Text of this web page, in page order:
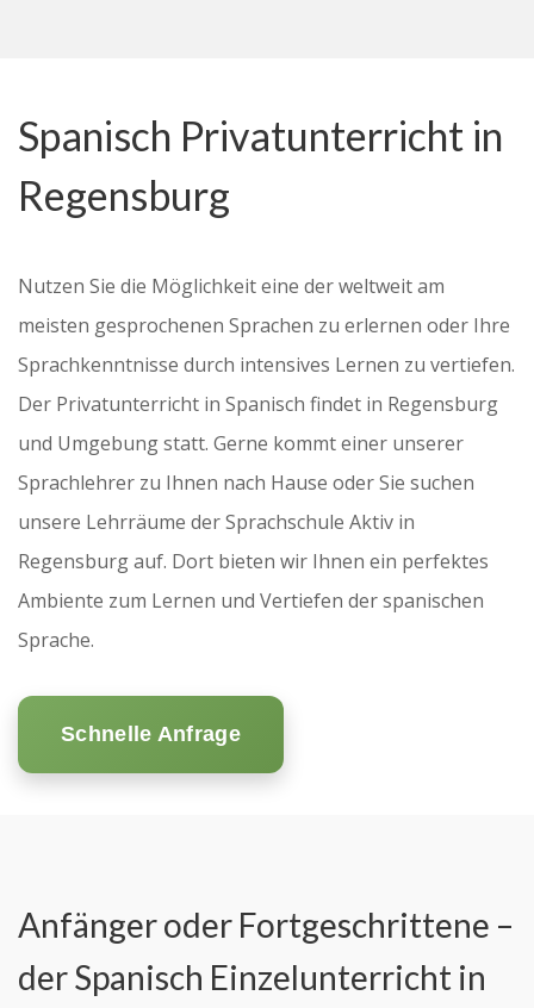
Spanisch Privatunterricht in
Regensburg
Nutzen Sie die Möglichkeit eine der weltweit am
meisten gesprochenen Sprachen zu erlernen oder Ihre
Sprachkenntnisse durch intensives Lernen zu vertiefen.
Der Privatunterricht in Spanisch findet in Regensburg
und Umgebung statt. Gerne kommt einer unserer
Sprachlehrer zu Ihnen nach Hause oder Sie suchen
unsere Lehrräume der Sprachschule Aktiv in
Regensburg auf. Dort bieten wir Ihnen ein perfektes
Ambiente zum Lernen und Vertiefen der spanischen
Sprache.
Schnelle Anfrage
Anfänger oder Fortgeschrittene –
der Spanisch Einzelunterricht in